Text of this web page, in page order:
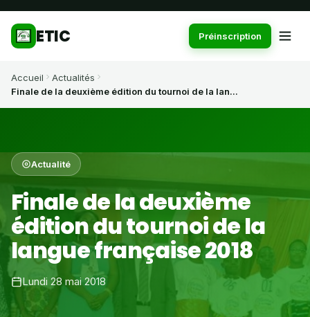
ETIC Préinscription
Accueil
Actualités
Finale de la deuxième édition du tournoi de la lan...
Actualité
Finale de la deuxième
édition du tournoi de la
langue française 2018
Lundi 28 mai 2018